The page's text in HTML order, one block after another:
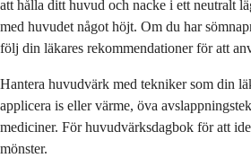
att hålla ditt huvud och nacke i ett neutralt
med huvudet något höjt. Om du har
följ din läkares rekommendationer för att
Hantera huvudvärk med tekniker som din
applicera is eller värme, öva
mediciner. För huvudvärksdagbok för att
mönster.